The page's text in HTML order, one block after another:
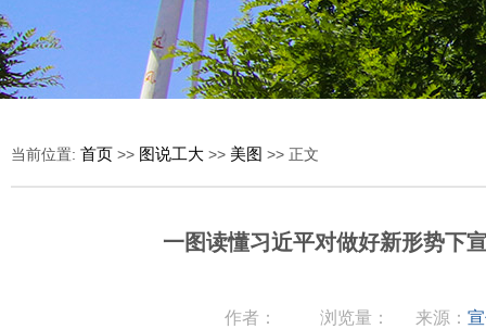
当前位置: 首页 >> 图说工大 >> 美图 >> 正文
一图读懂习近平对做好新形势下
作者： 浏览量： 来源：